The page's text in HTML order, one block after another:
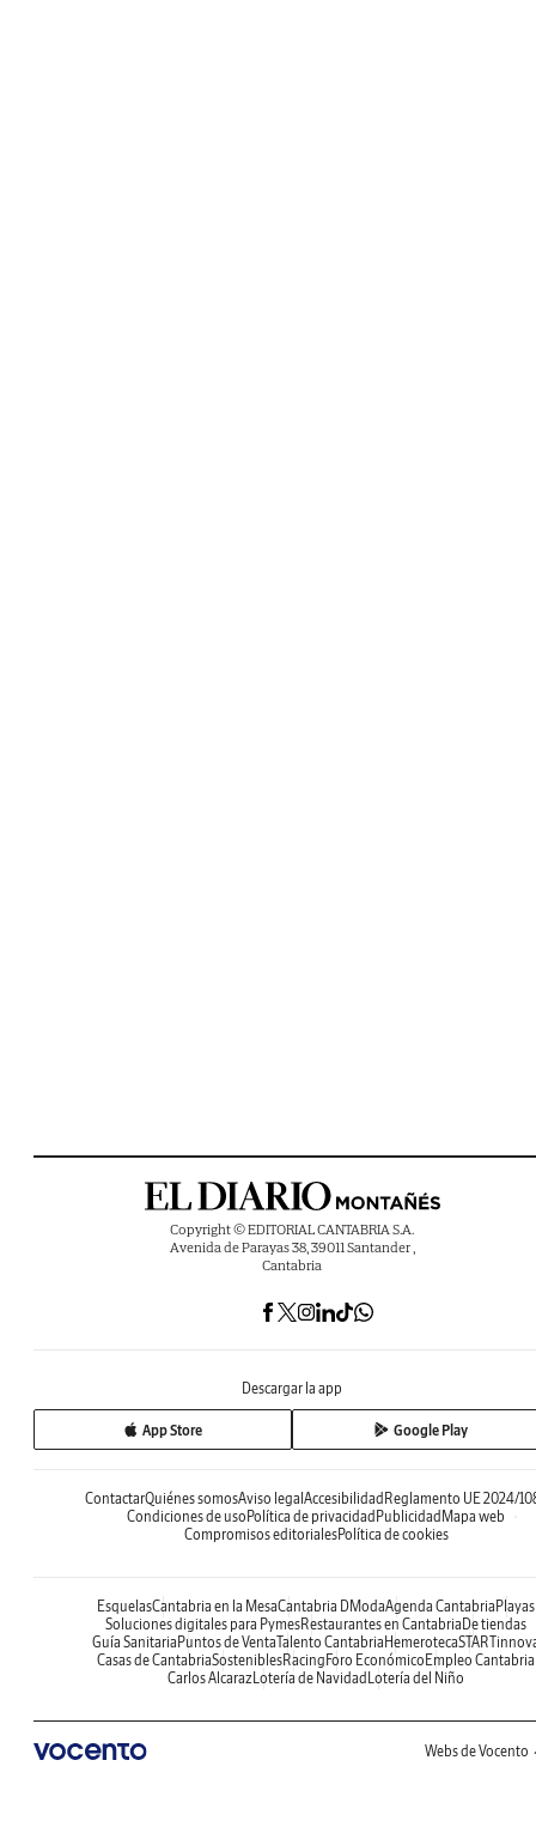
Copyright © EDITORIAL CANTABRIA S.A.
Avenida de Parayas 38, 39011 Santander ,
Cantabria
Descargar la app
App Store Google Play
ContactarQuiénes somosAviso legal Accesibilidad Reglamento UE 2024/
Condiciones de uso Política de privacidad Publicidad Mapa web
Compromisos editorialesPolítica de cookies
EsquelasCantabria en la MesaCantabria DModaAgenda Cantabria Playas
Soluciones digitales para PymesRestaurantes en Cantabria De tiendas
Guía Sanitaria Puntos de VentaTalento Cantabria Hemeroteca
Casas de CantabriaSosteniblesRacing Foro Económico Empleo Cantabria
Carlos AlcarazLotería de Navidad Lotería del Niño
Webs de Vocento